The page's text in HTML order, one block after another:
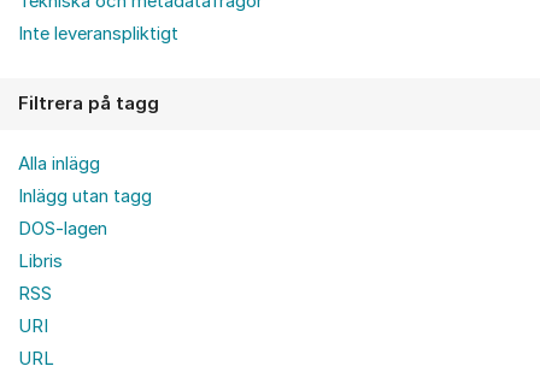
Inte leveranspliktigt
Filtrera på tagg
Alla inlägg
Inlägg utan tagg
DOS-lagen
Libris
RSS
URI
URL